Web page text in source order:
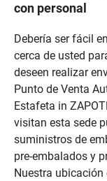
con personal
Debería ser fácil
cerca de usted
deseen realizar
Punto de Venta
Estafeta in
visitan esta sede
suministros de
pre-embalados y
Nuestra